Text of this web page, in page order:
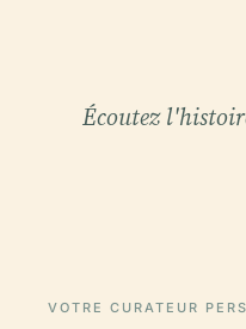
Écoutez
VOTRE CURATEUR